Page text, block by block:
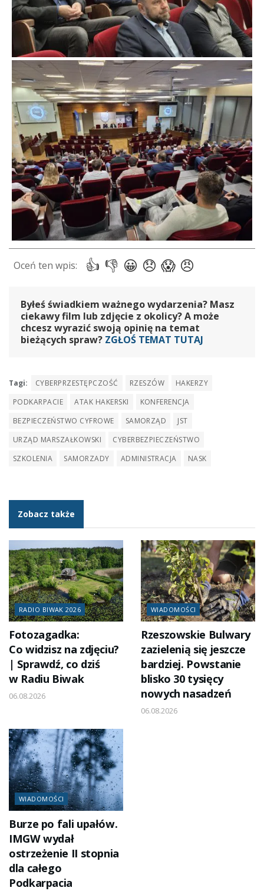
Byłeś świadkiem ważnego wydarzenia? Masz
ciekawy film lub zdjęcie z okolicy? A może
chcesz wyrazić swoją opinię na temat
bieżących spraw? ZGŁOŚ TEMAT TUTAJ
Tagi: CYBERPRZESTĘPCZOŚĆ RZESZÓW
HAKERZY
PODKARPACIE
ATAK HAKERSKI
KONFERENCJA
BEZPIECZEŃSTWO CYFROWE
SAMORZĄD
JST
URZĄD MARSZAŁKOWSKI
CYBERBEZPIECZEŃSTWO
SZKOLENIA
SAMORZADY ADMINISTRACJA NASK
Zobacz także
RADIO BIWAK 2026
Fotozagadka:
Co widzisz na zdjęciu?
| Sprawdź, co dziś
w Radiu Biwak
06.08.2026
WIADOMOŚCI
Rzeszowskie Bulwary
zazielenią się jeszcze
bardziej. Powstanie
blisko 30 tysięcy
nowych nasadzeń
06.08.2026
WIADOMOŚCI
Burze po fali upałów.
IMGW wydał
ostrzeżenie II stopnia
dla całego
Podkarpacia